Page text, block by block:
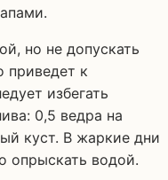
но не допускать
приведет к
избегать
0,5 ведра на
куст. В жаркие дни
опрыскать водой.